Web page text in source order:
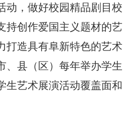
动，做好校园精品剧目校
持创作爱国主义题材的艺
打造具有阜新特色的艺术
、县（区）每年举办学生
生艺术展演活动覆盖面和